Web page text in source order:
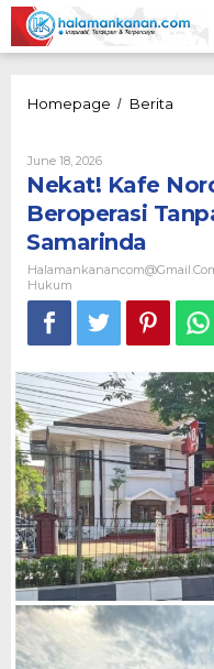
Skip
to
content
Homepage / Berita
W
June 18, 2026By
Nekat! Kafe
Beroperasi
Samarinda
Hukum